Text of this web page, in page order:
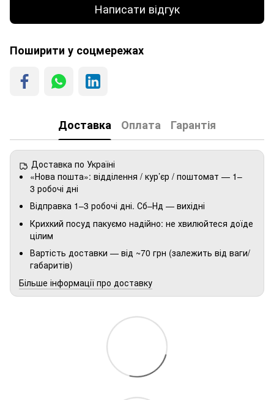
Написати відгук
Поширити у соцмережах
Доставка Оплата Гарантія
Доставка по Україні
«Нова пошта»: відділення / кур’єр / поштомат — 1–
3 робочі дні
Відправка 1–3 робочі дні. Сб–Нд — вихідні
Крихкий посуд пакуємо надійно: не хвилюйтеся доїде
цілим
Вартість доставки — від ~70 грн (залежить від ваги/
габаритів)
Більше інформації про доставку